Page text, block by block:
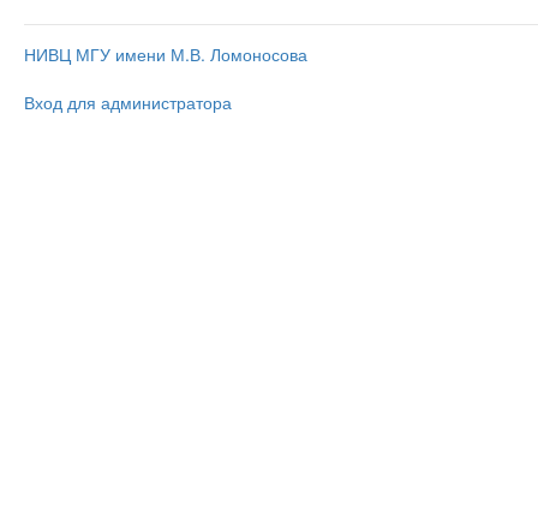
НИВЦ МГУ имени М.В. Ломоносова
Вход для администратора